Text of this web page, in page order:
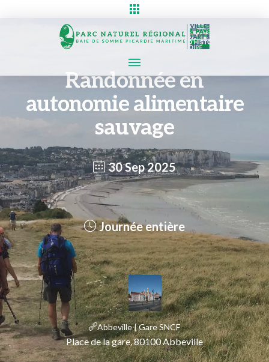
Randonnée en
autonomie alimentaire
sauvage
30 Sep 2025
Journée entière
Abbeville | Gare SNCF
Place de la gare, 80100 Abbeville